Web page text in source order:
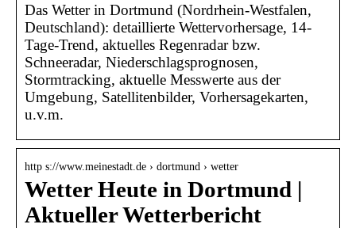
Das Wetter in Dortmund (Nordrhein-Westfalen,
Deutschland): detaillierte Wettervorhersage, 14-
Tage-Trend, aktuelles Regenradar bzw.
Schneeradar, Niederschlagsprognosen,
Stormtracking, aktuelle Messwerte aus der
Umgebung, Satellitenbilder, Vorhersagekarten,
u.v.m.
http s://www.meinestadt.de › dortmund › wetter
Wetter Heute in Dortmund |
Aktueller Wetterbericht